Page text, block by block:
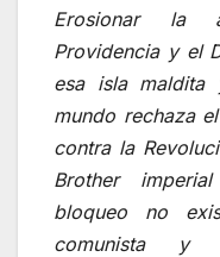
Erosionar la
Providencia y el
esa isla
mundo rechaza
contra la
Brother
bloqueo no
comunista y